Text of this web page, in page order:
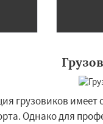
грузовиков
Однако для